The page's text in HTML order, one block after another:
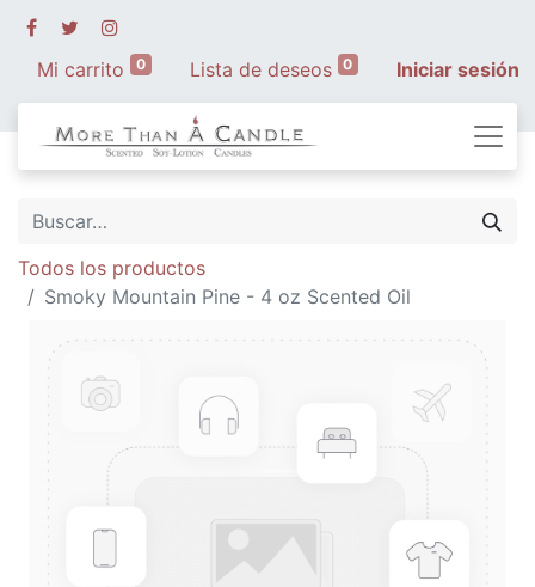
Mi carrito 0 Lista de deseos 0 Iniciar sesión
Todos los productos
Smoky Mountain Pine - 4 oz Scented Oil